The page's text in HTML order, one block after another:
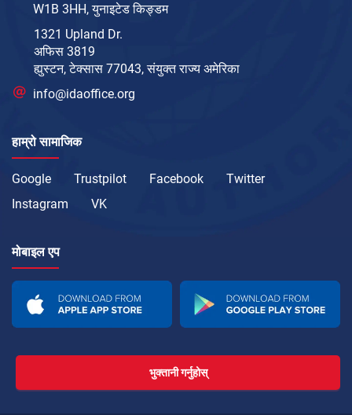
W1B 3HH, युनाइटेड किङ्डम
1321 Upland Dr.
अफिस 3819
ह्युस्टन, टेक्सास 77043, संयुक्त राज्य अमेरिका
info@idaoffice.org
हाम्रो सामाजिक
Google Trustpilot Facebook
Twitter
Instagram
VK
मोबाइल एप
भुक्तानी गर्नुहोस्